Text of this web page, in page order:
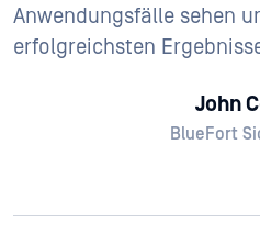
Anwendungsfälle sehen
erfolgreichsten
John
BlueFort